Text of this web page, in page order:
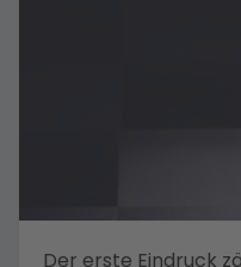
Der erste Eindruck